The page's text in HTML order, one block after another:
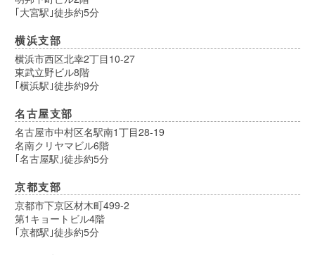
｢大宮駅｣徒歩約5分
横浜支部
横浜市西区北幸2丁目10-27
東武立野ビル8階
｢横浜駅｣徒歩約9分
名古屋支部
名古屋市中村区名駅南1丁目28-19
名南クリヤマビル6階
｢名古屋駅｣徒歩約5分
京都支部
京都市下京区材木町499-2
第1キョートビル4階
｢京都駅｣徒歩約5分